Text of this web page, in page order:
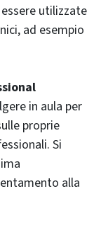
utilizzate
ad esempio
in aula per
proprie
Si
alla